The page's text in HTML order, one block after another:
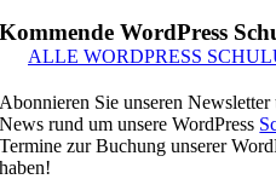
Kommende WordPress
ALLE WORDPRESS
Abonnieren Sie unseren
News rund um unsere WordPress
Termine zur Buchung unserer
haben!